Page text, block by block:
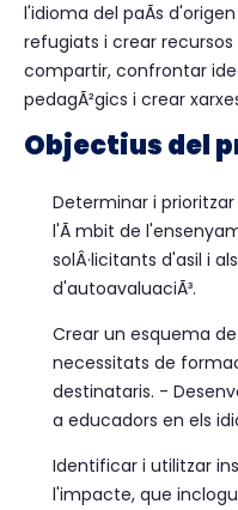
l'idioma del paÃ­s
refugiats i crear
compartir, confrontar
pedagÃ²gics i crear
Objectius del
Determinar i
l'Ã mbit de
solÂ·licitants d'asil i
d'autoavaluaciÃ³.
Crear un esquema
necessitats de
destinataris. -
a educadors en els
Identificar i utilitzar
l'impacte, que